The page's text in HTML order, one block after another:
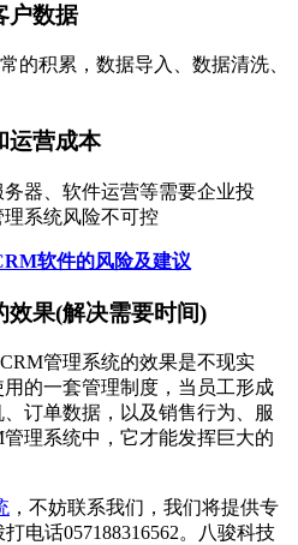
数据
积累，数据导入、数据清洗、
营成本
器、软件运营等需要企业投
系统风险不可控
软件的风险及建议
果(解决需要时间)
管理系统的效果是不现实
的一套管理制度，当员工形成
订单数据，以及销售行为、服
理系统中，它才能发挥巨大的
，不妨联系我们，我们将提供专
电话057188316562。八骏科技